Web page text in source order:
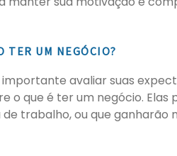
TER UM NEGÓCIO?
avaliar suas
o que é ter um negócio. Elas
trabalho, ou que ganharão